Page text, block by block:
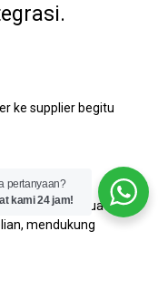
ke supplier begitu
bukan lagi suatu
mendukung
pertanyaan?
kami 24 jam!